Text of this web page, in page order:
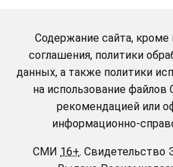
Содержание сайта, кроме
соглашения, политики
данных, а также политики
на использование файлов
рекомендацией или
информационно-
СМИ 16+. Свидетельство